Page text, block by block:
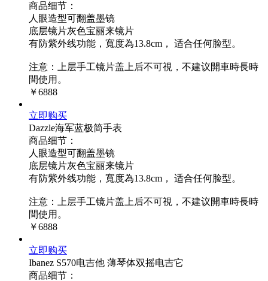
商品细节：
人眼造型可翻盖墨镜
底层镜片灰色宝丽来镜片
有防紫外线功能，寬度為13.8cm， 适合任何脸型。
注意：上层手工镜片盖上后不可視，不建议開車時長時
間使用。
￥6888
立即购买
Dazzle海军蓝极简手表
商品细节：
人眼造型可翻盖墨镜
底层镜片灰色宝丽来镜片
有防紫外线功能，寬度為13.8cm， 适合任何脸型。
注意：上层手工镜片盖上后不可視，不建议開車時長時
間使用。
￥6888
立即购买
Ibanez S570电吉他 薄琴体双摇电吉它
商品细节：